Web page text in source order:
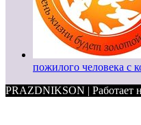
пожилого человека с
PRAZDNIKSON | Работает